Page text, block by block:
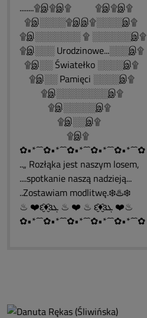
........۩இ۩இ۩ ۩இ۩இ۩
۩இ░░░░۩இஇ۩░░░░இ۩
۩இ░░░░░░░ ۩ ░░░░░░இ۩
۩இ░░░ Urodzinowe...░░░இ۩
۩இ░░ Światełko ░░░░இ۩
۩இ░░ Pamięci ░░░░இ۩
۩இ░░░░░░░░இ۩
۩இ░░░░░இ۩
۩இ░░இ۩
۩இ۩
✿•*´¯`✿•*´¯`✿•*´¯`✿•*´¯`✿•*´¯`✿
..„ Rozłąka jest naszym losem,
....spotkanie naszą nadzieją...
..Zostawiam modlitwę.❄️♨️❄️
♨ ❤️ԑ̮̑♦̮̑ɜܓ ♨ ❤️ ♨ ԑ̮̑♦̮̑ɜܓ ❤️♨
✿•*´¯`✿•*´¯`✿•*´¯`✿•*´¯`✿•*´¯`✿